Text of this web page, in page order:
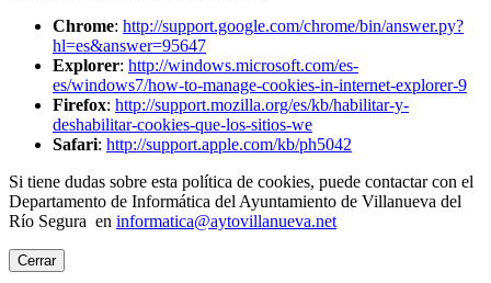
Chrome: http://support.google.com/chrome/bin/answer.py?
hl=es&answer=95647
Explorer: http://windows.microsoft.com/es-
es/windows7/how-to-manage-cookies-in-internet-explorer-9
Firefox: http://support.mozilla.org/es/kb/habilitar-y-
deshabilitar-cookies-que-los-sitios-we
Safari: http://support.apple.com/kb/ph5042
Si tiene dudas sobre esta política de cookies, puede contactar con el
Departamento de Informática del Ayuntamiento de Villanueva del
Río Segura en informatica@aytovillanueva.net
Cerrar